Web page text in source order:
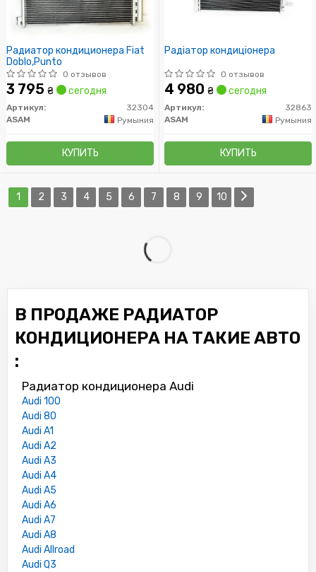
Радиатор кондиционера Fiat
Doblo,Punto
0 отзывов
3 795 ₴ сегодня
Артикул:
32304
ASAM
Румыния
КУПИТЬ
Радіатор кондиціонера
0 отзывов
4 980 ₴ сегодня
Артикул:
32863
ASAM
Румыния
КУПИТЬ
1 2 3 4 5 6 7 8 9 10
В ПРОДАЖЕ РАДИАТОР
КОНДИЦИОНЕРА НА ТАКИЕ АВТО
:
Радиатор кондиционера Audi
Audi 100
Audi 80
Audi A1
Audi A2
Audi A3
Audi A4
Audi A5
Audi A6
Audi A7
Audi A8
Audi Allroad
Audi Q3